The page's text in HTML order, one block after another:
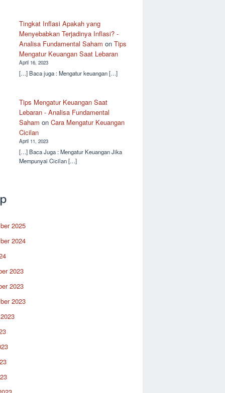
Tingkat Inflasi Apakah yang
Menyebabkan Terjadinya Inflasi? -
Analisa Fundamental Saham onTips
Mengatur Keuangan Saat Lebaran
April 16, 2023
[…] Baca juga : Mengatur keuangan […]
Tips Mengatur Keuangan Saat
Lebaran - Analisa Fundamental
Saham onCara Mengatur Keuangan
Cicilan
April 11, 2023
[…] Baca Juga : Mengatur Keuangan Jika
Mempunyai Cicilan […]
2025
2024
2023
2023
2023